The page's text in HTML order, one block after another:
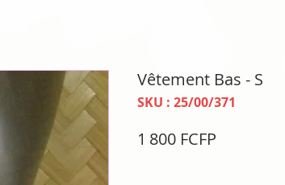
Vêtement Bas - S
SKU : 25/00/371
1 800 FCFP